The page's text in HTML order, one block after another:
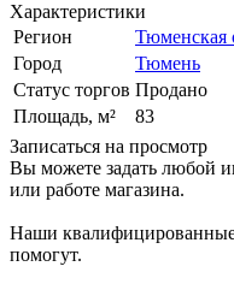
Характеристики
Регион
Тюменская
Город
Тюмень
Статус торгов Продано
Площадь, м²
83
Записаться на просмотр
Вы можете задать любой
или работе магазина.
Наши квалифицированные
помогут.